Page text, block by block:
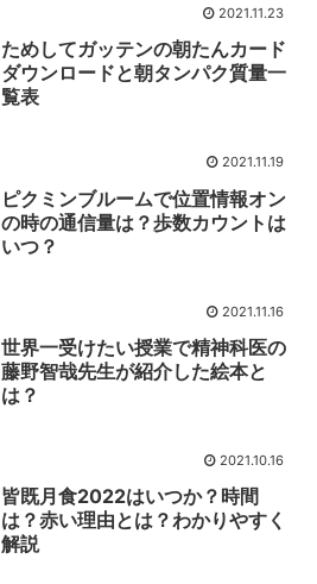
2021.11.23
ためしてガッテンの朝たんカード
ダウンロードと朝タンパク質量一
覧表
2021.11.19
ピクミンブルームで位置情報オン
の時の通信量は？歩数カウントは
いつ？
2021.11.16
世界一受けたい授業で精神科医の
藤野智哉先生が紹介した絵本と
は？
2021.10.16
皆既月食2022はいつか？時間
は？赤い理由とは？わかりやすく
解説